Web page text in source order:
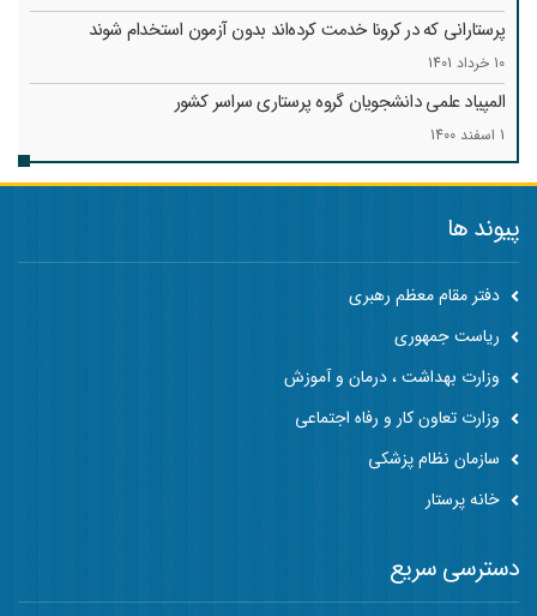
پرستارانی که در کرونا خدمت کرد‌ه‌اند بدون آزمون استخدام شوند
10 خرداد 1401
المپیاد علمی دانشجویان گروه پرستاری سراسر کشور
1 اسفند 1400
پیوند ها
دفتر مقام معظم رهبری
ریاست جمهوری
وزارت بهداشت ، درمان و آموزش
وزارت تعاون کار و رفاه اجتماعی
سازمان نظام پزشکی
خانه پرستار
دسترسی سریع